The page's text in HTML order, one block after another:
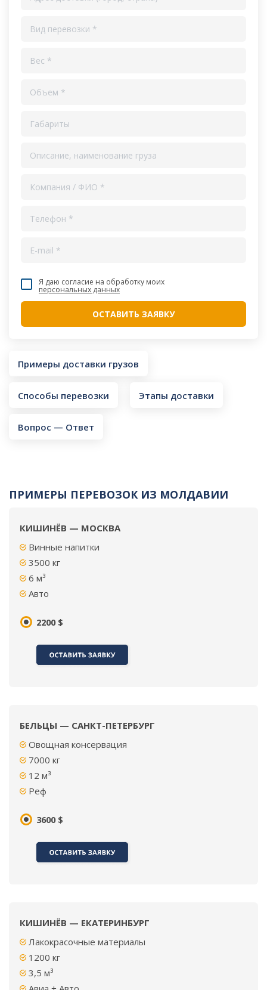
Я даю согласие на обработку моих
персональных данных
Примеры доставки грузов
Способы перевозки Этапы доставки
Вопрос — Ответ
ПРИМЕРЫ ПЕРЕВОЗОК ИЗ МОЛДАВИИ
КИШИНЁВ — МОСКВА
Винные напитки
3500 кг
6 м³
Авто
2200 $
БЕЛЬЦЫ — САНКТ-ПЕТЕРБУРГ
Овощная консервация
7000 кг
12 м³
Реф
3600 $
КИШИНЁВ — ЕКАТЕРИНБУРГ
Лакокрасочные материалы
1200 кг
3,5 м³